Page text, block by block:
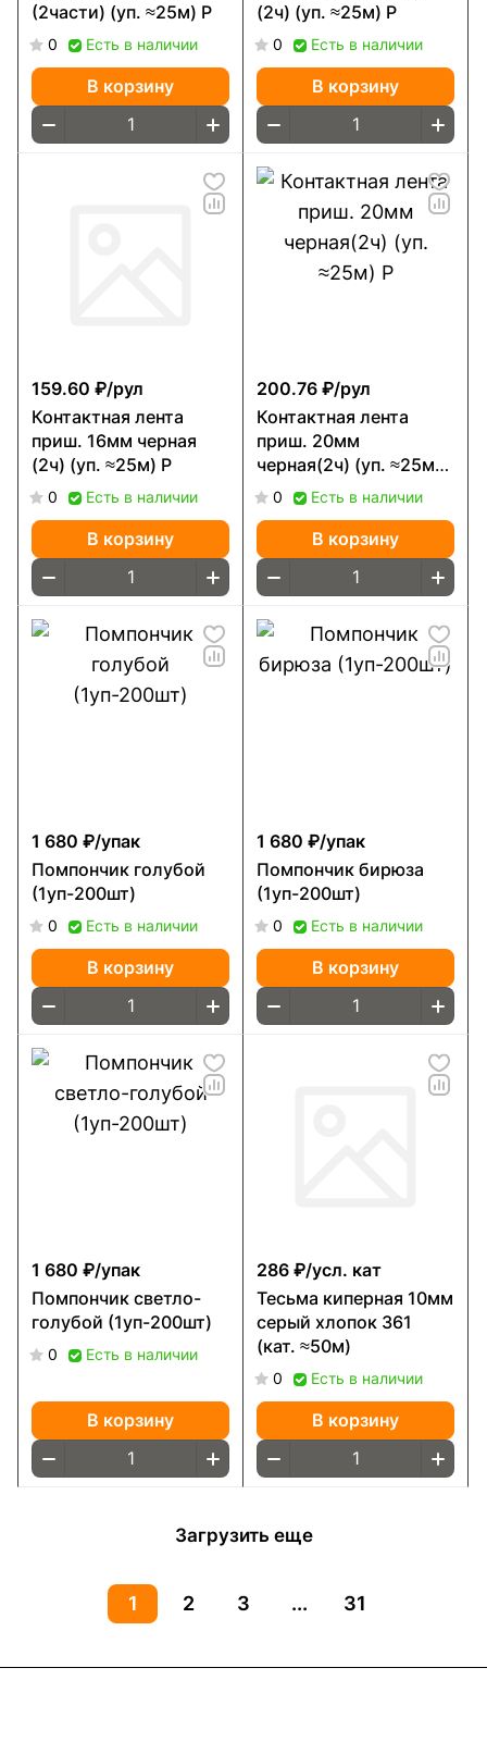
(2части) (уп. ≈25м) Р
0 Есть в наличии
В корзину
(2ч) (уп. ≈25м) Р
0 Есть в наличии
В корзину
159.60 ₽/рул
Контактная лента
приш. 16мм черная
(2ч) (уп. ≈25м) Р
0 Есть в наличии
В корзину
200.76 ₽/рул
Контактная лента
приш. 20мм
черная(2ч) (уп. ≈25м)
Р 0 Есть в наличии
В корзину
1 680 ₽/упак
Помпончик голубой
(1уп-200шт)
0 Есть в наличии
В корзину
1 680 ₽/упак
Помпончик бирюза
(1уп-200шт)
0 Есть в наличии
В корзину
1 680 ₽/упак
Помпончик светло-
голубой (1уп-200шт)
0 Есть в наличии
В корзину
286 ₽/усл. кат
Тесьма киперная 10мм
серый хлопок 361
(кат. ≈50м)
0 Есть в наличии
В корзину
Загрузить еще
1 2 3 ... 31